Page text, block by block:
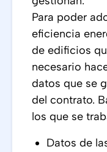
Para poder
eficiencia
de edificios
necesario
datos que se
del contrato.
los que se
Datos de